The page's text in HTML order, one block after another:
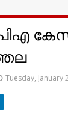
Tuesday, January